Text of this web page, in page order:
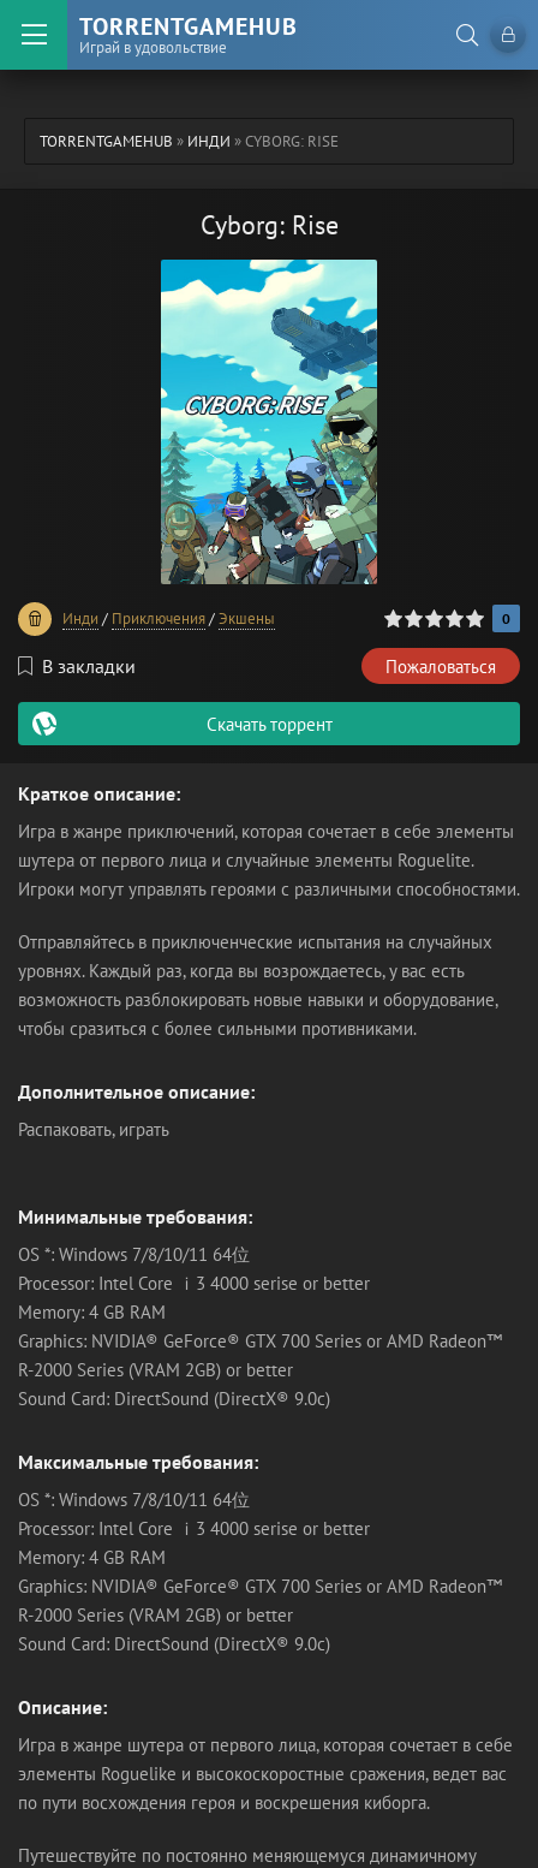
TORRENTGAMEHUB
Играй в удовольствие
TORRENTGAMEHUB » ИНДИ » CYBORG: RISE
Cyborg: Rise
Инди / Приключения/Экшены
0 1 0
В закладки Пожаловаться
Скачать торрент
Краткое описание:
Игра в жанре приключений, которая сочетает в себе элементы
шутера от первого лица и случайные элементы Roguelite.
Игроки могут управлять героями с различными способностями.
Отправляйтесь в приключенческие испытания на случайных
уровнях. Каждый раз, когда вы возрождаетесь, у вас есть
возможность разблокировать новые навыки и оборудование,
чтобы сразиться с более сильными противниками.
Дополнительное описание:
Распаковать, играть
Минимальные требования:
OS *: Windows 7/8/10/11 64位
Processor: Intel Core ｉ3 4000 serise or better
Memory: 4 GB RAM
Graphics: NVIDIA® GeForce® GTX 700 Series or AMD Radeon™
R-2000 Series (VRAM 2GB) or better
Sound Card: DirectSound (DirectX® 9.0c)
Максимальные требования:
OS *: Windows 7/8/10/11 64位
Processor: Intel Core ｉ3 4000 serise or better
Memory: 4 GB RAM
Graphics: NVIDIA® GeForce® GTX 700 Series or AMD Radeon™
R-2000 Series (VRAM 2GB) or better
Sound Card: DirectSound (DirectX® 9.0c)
Описание:
Игра в жанре шутера от первого лица, которая сочетает в себе
элементы Roguelike и высокоскоростные сражения, ведет вас
по пути восхождения героя и воскрешения киборга.
Путешествуйте по постоянно меняющемуся динамичному